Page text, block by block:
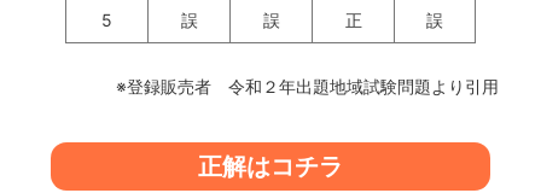
5 誤 誤 正 誤
※登録販売者 令和２年出題地域試験問題より引用
正解はコチラ